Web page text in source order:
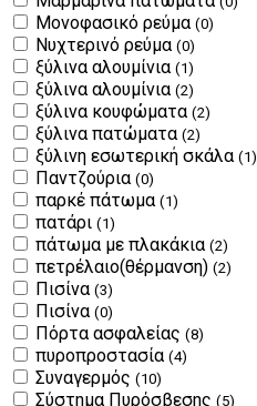
Μονοφασικό ρεύμα (0)
Νυχτερινό ρεύμα (0)
ξύλινα αλουμίνια (1)
ξύλινα αλουμίνια (2)
ξύλινα κουφώματα (2)
ξύλινα πατώματα (2)
ξύλινη εσωτερική σκάλα (1)
Παντζούρια (0)
παρκέ πάτωμα (1)
πατάρι (1)
πάτωμα με πλακάκια (2)
πετρέλαιο(θέρμανση) (2)
Πισίνα (3)
Πισίνα (0)
Πόρτα ασφαλείας (8)
πυροπροστασία (4)
Συναγερμός (10)
Σύστημα Πυρόσβεσης (5)